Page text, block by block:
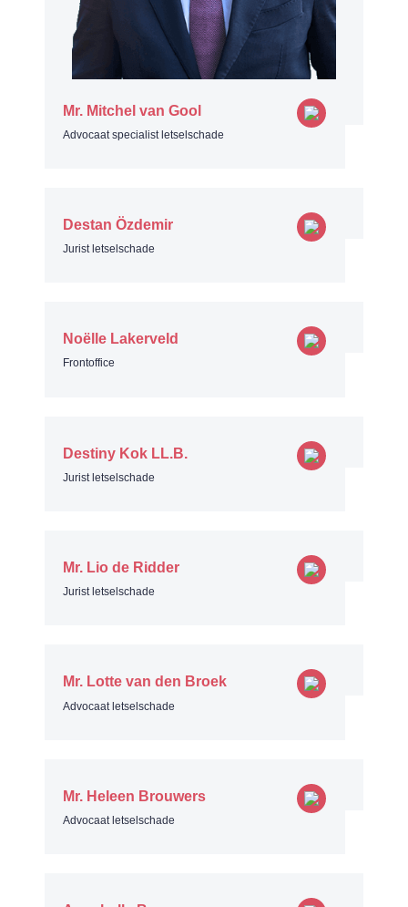
Mr. Mitchel van Gool
Advocaat specialist letselschade
Destan Özdemir
Jurist letselschade
Noëlle Lakerveld
Frontoffice
Destiny Kok LL.B.
Jurist letselschade
Mr. Lio de Ridder
Jurist letselschade
Mr. Lotte van den Broek
Advocaat letselschade
Mr. Heleen Brouwers
Advocaat letselschade